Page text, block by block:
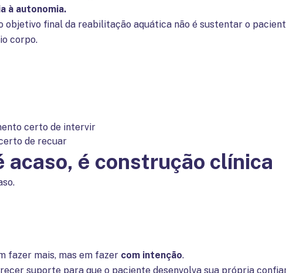
à autonomia.
objetivo final da reabilitação aquática não é sustentar o
corpo.
certo de intervir
de recuar
acaso, é construção clínica
fazer mais, mas em fazer com intenção.
suporte para que o paciente desenvolva sua própria